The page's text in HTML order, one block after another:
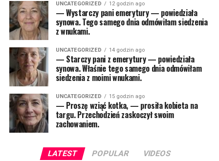
UNCATEGORIZED 12 godzin ago
— Wystarczy pani emerytury — powiedziała
synowa. Tego samego dnia odmówiłam siedzenia
z wnukami.
UNCATEGORIZED 14 godzin ago
— Starczy pani z emerytury — powiedziała
synowa. Właśnie tego samego dnia odmówiłam
siedzenia z moimi wnukami.
UNCATEGORIZED 15 godzin ago
— Proszę wziąć kotka, — prosiła kobieta na
targu. Przechodzień zaskoczył swoim
zachowaniem.
LATEST POPULAR VIDEOS